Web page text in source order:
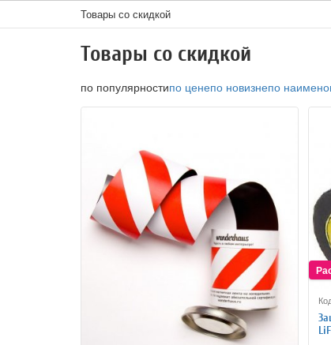
Товары со скидкой
Товары со скидкой
по популярностипо ценепо новизнепо